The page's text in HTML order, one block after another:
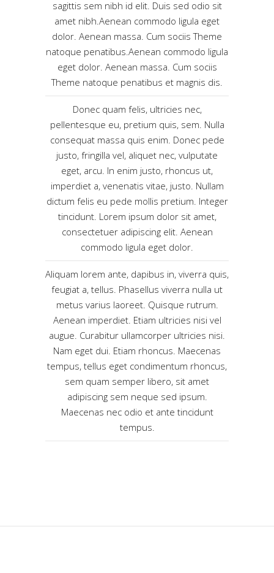
sagittis sem nibh id elit. Duis sed odio sit
amet nibh.Aenean commodo ligula eget
dolor. Aenean massa. Cum sociis Theme
natoque penatibus.Aenean commodo ligula
eget dolor. Aenean massa. Cum sociis
Theme natoque penatibus et magnis dis.
Donec quam felis, ultricies nec,
pellentesque eu, pretium quis, sem. Nulla
consequat massa quis enim. Donec pede
justo, fringilla vel, aliquet nec, vulputate
eget, arcu. In enim justo, rhoncus ut,
imperdiet a, venenatis vitae, justo. Nullam
dictum felis eu pede mollis pretium. Integer
tincidunt. Lorem ipsum dolor sit amet,
consectetuer adipiscing elit. Aenean
commodo ligula eget dolor.
Aliquam lorem ante, dapibus in, viverra quis,
feugiat a, tellus. Phasellus viverra nulla ut
metus varius laoreet. Quisque rutrum.
Aenean imperdiet. Etiam ultricies nisi vel
augue. Curabitur ullamcorper ultricies nisi.
Nam eget dui. Etiam rhoncus. Maecenas
tempus, tellus eget condimentum rhoncus,
sem quam semper libero, sit amet
adipiscing sem neque sed ipsum.
Maecenas nec odio et ante tincidunt
tempus.